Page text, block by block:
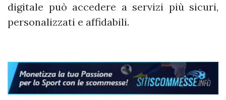
digitale può accedere a servizi più sicuri,
personalizzati e affidabili.